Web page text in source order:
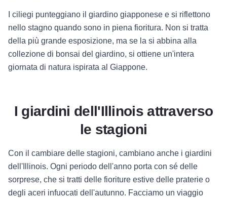
I ciliegi punteggiano il giardino giapponese e si riflettono
nello stagno quando sono in piena fioritura. Non si tratta
della più grande esposizione, ma se la si abbina alla
collezione di bonsai del giardino, si ottiene un'intera
giornata di natura ispirata al Giappone.
I giardini dell'Illinois attraverso
le stagioni
Con il cambiare delle stagioni, cambiano anche i giardini
dell'Illinois. Ogni periodo dell'anno porta con sé delle
sorprese, che si tratti delle fioriture estive delle praterie o
degli aceri infuocati dell'autunno. Facciamo un viaggio